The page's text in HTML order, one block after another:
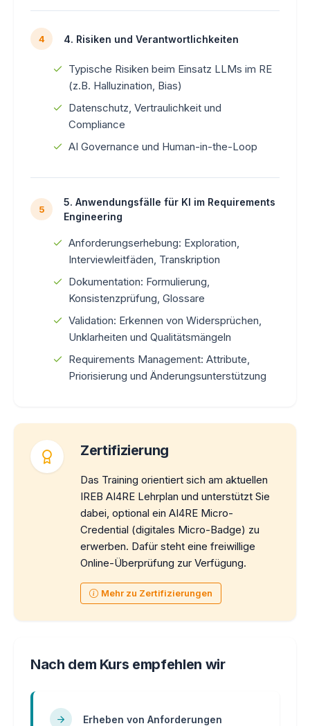
4 4. Risiken und Verantwortlichkeiten
Typische Risiken beim Einsatz LLMs im RE
(z.B. Halluzination, Bias)
Datenschutz, Vertraulichkeit und
Compliance
AI Governance und Human-in-the-Loop
5
5. Anwendungsfälle für KI im Requirements
Engineering
Anforderungserhebung: Exploration,
Interviewleitfäden, Transkription
Dokumentation: Formulierung,
Konsistenzprüfung, Glossare
Validation: Erkennen von Widersprüchen,
Unklarheiten und Qualitätsmängeln
Requirements Management: Attribute,
Priorisierung und Änderungsunterstützung
Zertifizierung
Das Training orientiert sich am aktuellen
IREB AI4RE Lehrplan und unterstützt Sie
dabei, optional ein AI4RE Micro-
Credential (digitales Micro-Badge) zu
erwerben. Dafür steht eine freiwillige
Online-Überprüfung zur Verfügung.
Mehr zu Zertifizierungen
Nach dem Kurs empfehlen wir
Erheben von Anforderungen